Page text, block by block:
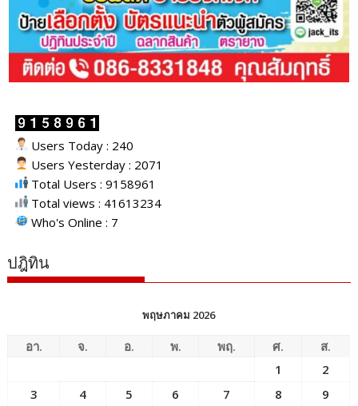
Users Today : 240
Users Yesterday : 2071
Total Users : 9158961
Total views : 41613234
Who's Online : 7
ปฎิทิน
พฤษภาคม 2026
อา. จ. อ. พ. พฤ. ศ.
ส.
1
2
3
4 5 6 7 8
9